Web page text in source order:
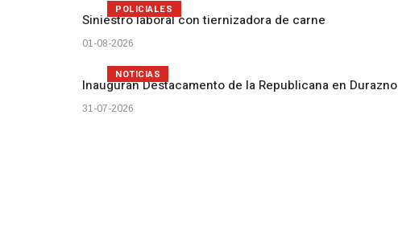
Siniestro laboral con tiernizadora de carne
01-08-2026
POLICIALES
Inauguran Destacamento de la Republicana en Durazno
31-07-2026
NOTICIAS